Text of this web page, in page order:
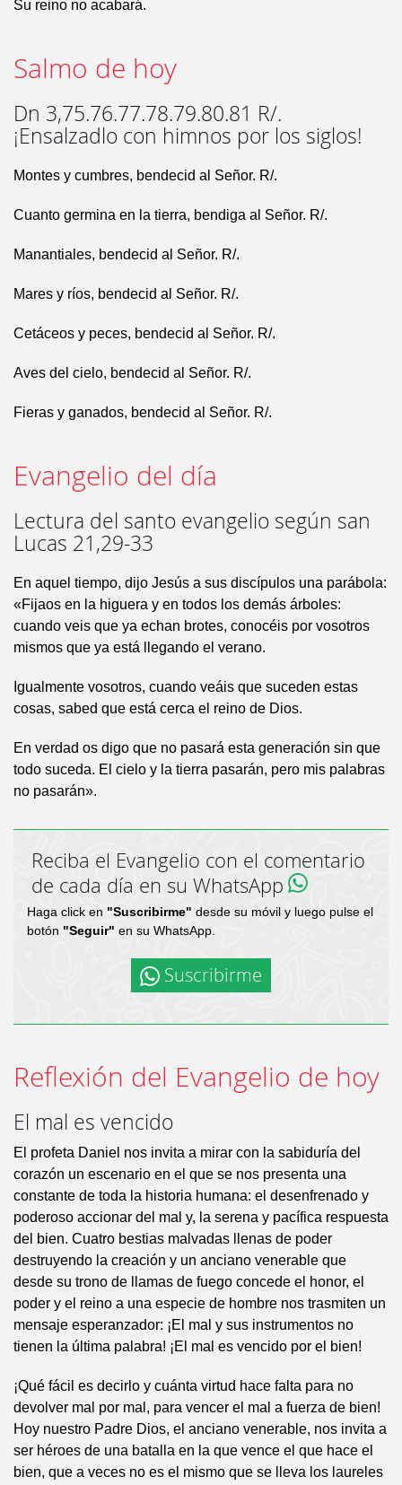
Su reino no acabará.
Salmo de hoy
Dn 3,75.76.77.78.79.80.81 R/.
¡Ensalzadlo con himnos por los siglos!
Montes y cumbres, bendecid al Señor. R/.
Cuanto germina en la tierra, bendiga al Señor. R/.
Manantiales, bendecid al Señor. R/.
Mares y ríos, bendecid al Señor. R/.
Cetáceos y peces, bendecid al Señor. R/.
Aves del cielo, bendecid al Señor. R/.
Fieras y ganados, bendecid al Señor. R/.
Evangelio del día
Lectura del santo evangelio según san
Lucas 21,29-33
En aquel tiempo, dijo Jesús a sus discípulos una parábola:
«Fijaos en la higuera y en todos los demás árboles:
cuando veis que ya echan brotes, conocéis por vosotros
mismos que ya está llegando el verano.
Igualmente vosotros, cuando veáis que suceden estas
cosas, sabed que está cerca el reino de Dios.
En verdad os digo que no pasará esta generación sin que
todo suceda. El cielo y la tierra pasarán, pero mis palabras
no pasarán».
Reciba el Evangelio con el comentario
de cada día en su WhatsApp
Haga click en "Suscribirme" desde su móvil y luego pulse el
botón "Seguir" en su WhatsApp.
Suscribirme
Reflexión del Evangelio de hoy
El mal es vencido
El profeta Daniel nos invita a mirar con la sabiduría del
corazón un escenario en el que se nos presenta una
constante de toda la historia humana: el desenfrenado y
poderoso accionar del mal y, la serena y pacífica respuesta
del bien. Cuatro bestias malvadas llenas de poder
destruyendo la creación y un anciano venerable que
desde su trono de llamas de fuego concede el honor, el
poder y el reino a una especie de hombre nos trasmiten un
mensaje esperanzador: ¡El mal y sus instrumentos no
tienen la última palabra! ¡El mal es vencido por el bien!
¡Qué fácil es decirlo y cuánta virtud hace falta para no
devolver mal por mal, para vencer el mal a fuerza de bien!
Hoy nuestro Padre Dios, el anciano venerable, nos invita a
ser héroes de una batalla en la que vence el que hace el
bien, que a veces no es el mismo que se lleva los laureles